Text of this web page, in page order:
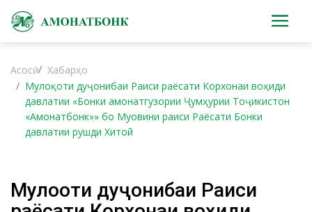
Асосӣ
Хабарҳо
Мулоқоти дуҷонибаи Раиси раёсати Корхонаи воҳиди
давлатии «Бонки амонатгузории Ҷумҳурии Тоҷикистон
«Амонатбонк»» бо Муовини раиси Раёсати Бонки
давлатии рушди Хитой
Мулоқоти дуҷонибаи Раиси